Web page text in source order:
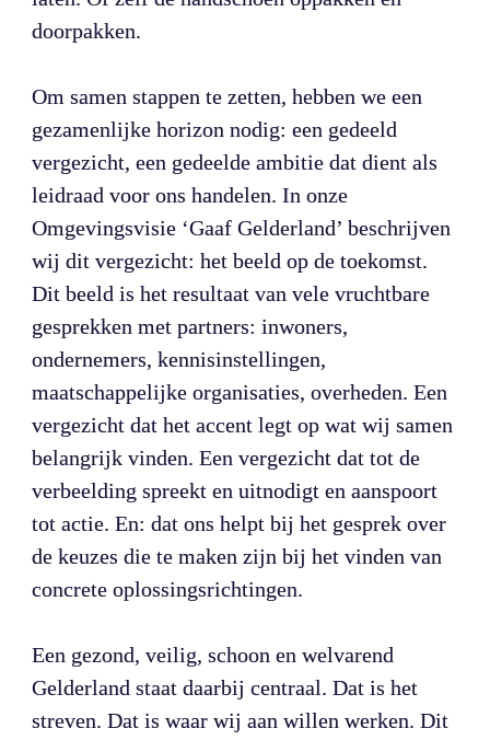
doorpakken.
Om samen stappen te zetten, hebben we een
gezamenlijke horizon nodig: een gedeeld
vergezicht, een gedeelde ambitie dat dient als
leidraad voor ons handelen. In onze
Omgevingsvisie ‘Gaaf Gelderland’ beschrijven
wij dit vergezicht: het beeld op de toekomst.
Dit beeld is het resultaat van vele vruchtbare
gesprekken met partners: inwoners,
ondernemers, kennisinstellingen,
maatschappelijke organisaties, overheden. Een
vergezicht dat het accent legt op wat wij samen
belangrijk vinden. Een vergezicht dat tot de
verbeelding spreekt en uitnodigt en aanspoort
tot actie. En: dat ons helpt bij het gesprek over
de keuzes die te maken zijn bij het vinden van
concrete oplossingsrichtingen.
Een gezond, veilig, schoon en welvarend
Gelderland staat daarbij centraal. Dat is het
streven. Dat is waar wij aan willen werken. Dit